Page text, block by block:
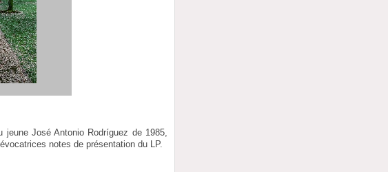
José Antonio Rodríguez de 1985,
notes de présentation du LP.